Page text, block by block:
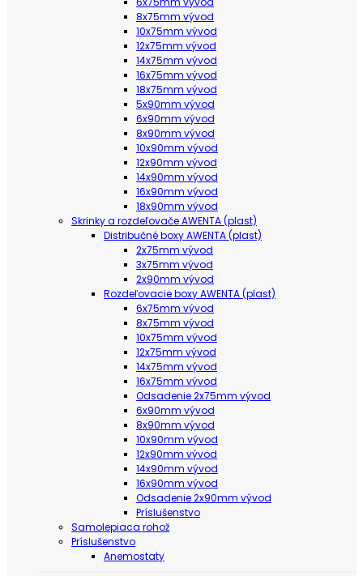
8x75mm vývod
10x75mm vývod
12x75mm vývod
14x75mm vývod
16x75mm vývod
18x75mm vývod
5x90mm vývod
6x90mm vývod
8x90mm vývod
10x90mm vývod
12x90mm vývod
14x90mm vývod
16x90mm vývod
18x90mm vývod
Skrinky a rozdeľovače AWENTA (plast)
Distribučné boxy AWENTA (plast)
2x75mm vývod
3x75mm vývod
2x90mm vývod
Rozdeľovacie boxy AWENTA (plast)
6x75mm vývod
8x75mm vývod
10x75mm vývod
12x75mm vývod
14x75mm vývod
16x75mm vývod
Odsadenie 2x75mm vývod
6x90mm vývod
8x90mm vývod
10x90mm vývod
12x90mm vývod
14x90mm vývod
16x90mm vývod
Odsadenie 2x90mm vývod
Príslušenstvo
Samolepiaca rohož
Príslušenstvo
Anemostaty